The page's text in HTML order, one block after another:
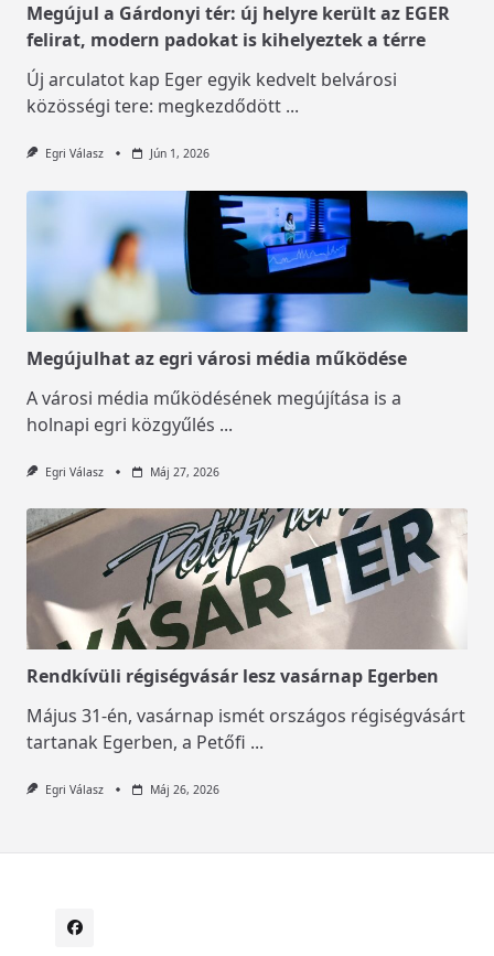
Megújul a Gárdonyi tér: új helyre került az EGER
felirat, modern padokat is kihelyeztek a térre
Új arculatot kap Eger egyik kedvelt belvárosi
közösségi tere: megkezdődött ...
Egri Válasz Jún 1, 2026
Megújulhat az egri városi média működése
A városi média működésének megújítása is a
holnapi egri közgyűlés ...
Egri Válasz Máj 27, 2026
Rendkívüli régiségvásár lesz vasárnap Egerben
Május 31-én, vasárnap ismét országos régiségvásárt
tartanak Egerben, a Petőfi ...
Egri Válasz Máj 26, 2026